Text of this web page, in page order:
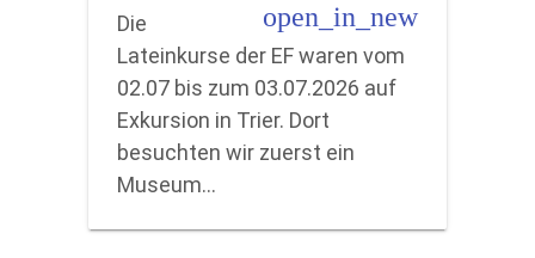
open_in_new
Die
Lateinkurse der EF waren vom
02.07 bis zum 03.07.2026 auf
Exkursion in Trier. Dort
besuchten wir zuerst ein
Museum…